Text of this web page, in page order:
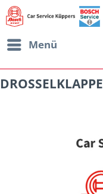
Menü
DROSSELKLAPPE